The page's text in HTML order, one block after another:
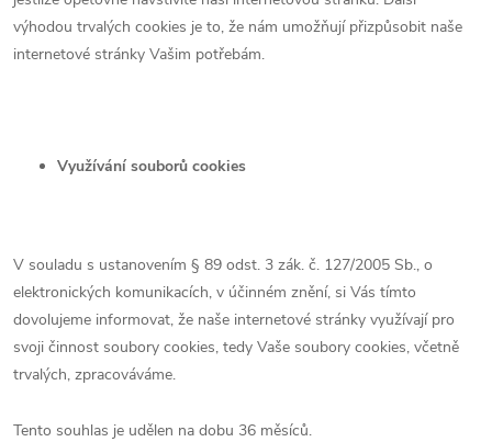
výhodou trvalých cookies je to, že nám umožňují přizpůsobit naše
internetové stránky Vašim potřebám.
Využívání souborů cookies
V souladu s ustanovením § 89 odst. 3 zák. č. 127/2005 Sb., o
elektronických komunikacích, v účinném znění, si Vás tímto
dovolujeme informovat, že naše internetové stránky využívají pro
svoji činnost soubory cookies, tedy Vaše soubory cookies, včetně
trvalých, zpracováváme.
Tento souhlas je udělen na dobu 36 měsíců.